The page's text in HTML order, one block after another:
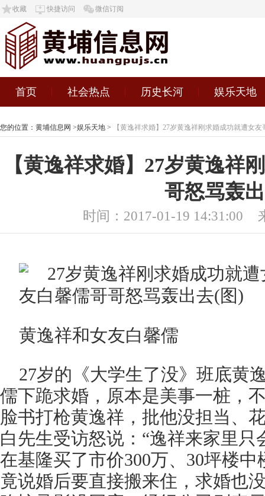
收藏 快捷访问 微信订阅
首页 社会热点 历史长河 娱乐天地
您的位置： 黄埔信息网 >娱乐天地 > 【黄逸祥求婚】27岁黄逸祥刚求婚成功就遭女
【黄逸祥求婚】27岁黄逸祥
哥怒骂轰
时间：2017-01-19 14:31:00
黄逸祥和女友白馨儒
27岁的《大学生了没》班底黄
儒下跪求婚，原本是美事一桩，
脸书打枪黄逸祥，批他没担当、
白先生受访怒说：“逸祥来家里
在基隆买了市价300万、30坪楼
竟说婚后要直接搬来住，求婚也